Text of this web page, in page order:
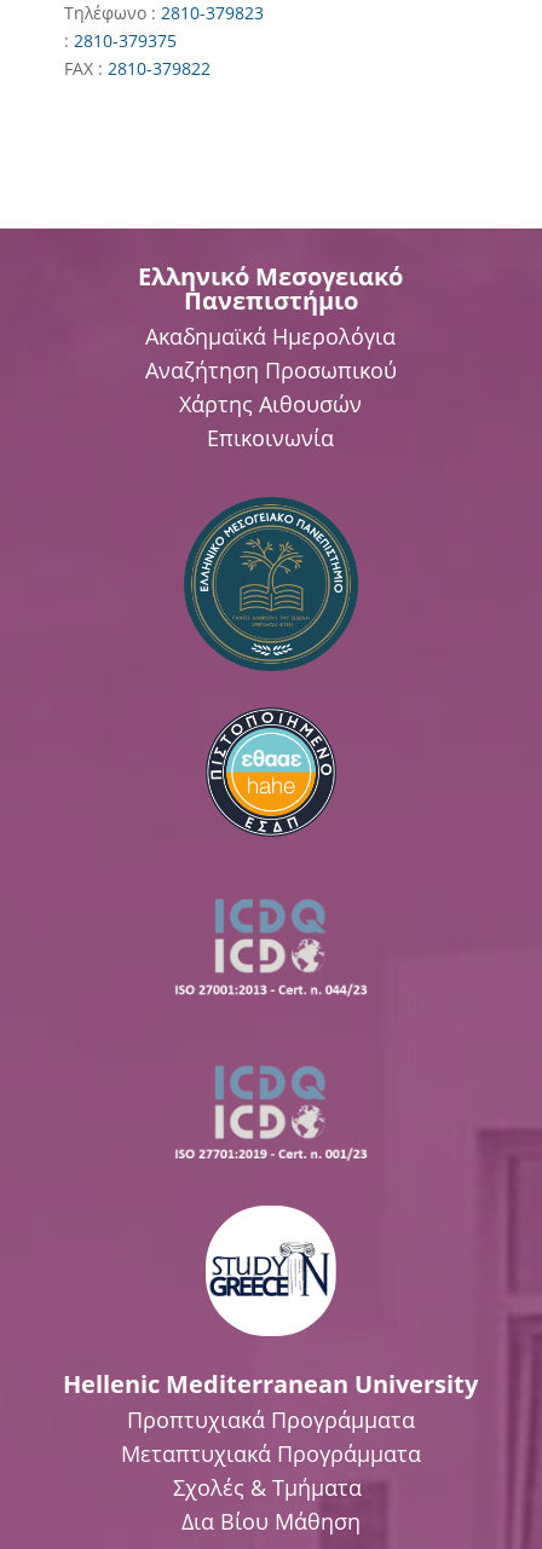
Τηλέφωνο : 2810-379823
: 2810-379375
FAX : 2810-379822
Ελληνικό Μεσογειακό
Πανεπιστήμιο
Ακαδημαϊκά Ημερολόγια
Αναζήτηση Προσωπικού
Χάρτης Αιθουσών
Επικοινωνία
Hellenic Mediterranean University
Προπτυχιακά Προγράμματα
Μεταπτυχιακά Προγράμματα
Σχολές & Τμήματα
Δια Βίου Μάθηση